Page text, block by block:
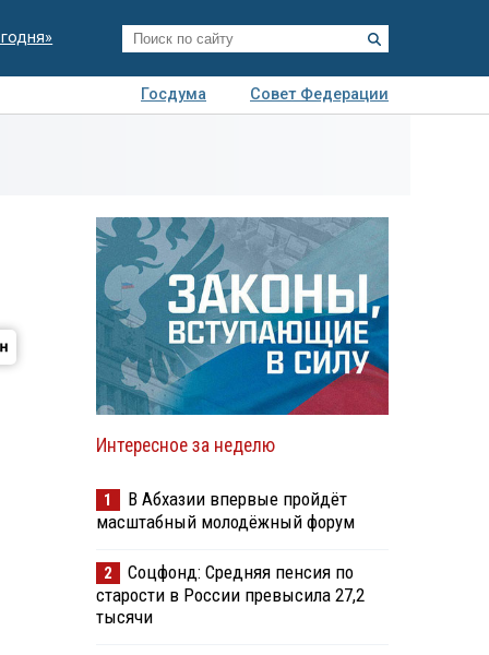
Госдума
Совет Федерации
Интересное за неделю
1
В Абхазии впервые пройдёт
масштабный молодёжный форум
2
Соцфонд: Средняя пенсия по
старости в России превысила 27,2
тысячи